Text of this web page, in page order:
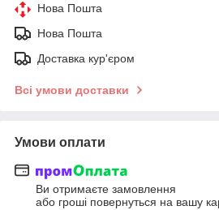
Нова Пошта
Нова Пошта
Доставка кур'єром
Всі умови доставки
Умови оплати
Ви отримаєте замовлення
або гроші повернуться на вашу